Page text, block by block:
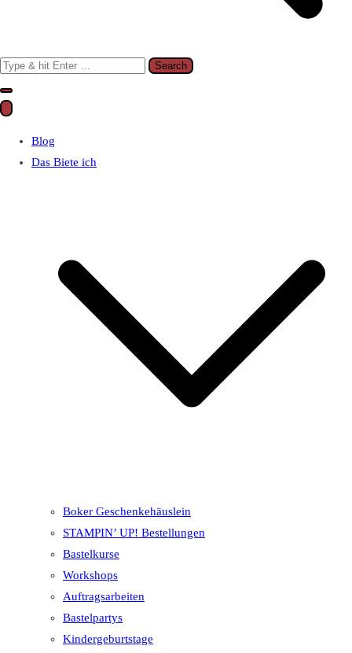
Search
for:
Blog
Das Biete ich
Boker Geschenkehäuslein
STAMPIN’ UP! Bestellungen
Bastelkurse
Workshops
Auftragsarbeiten
Bastelpartys
Kindergeburtstage